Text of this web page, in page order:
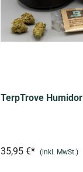
TerpTrove Humidor
35,95 €* (inkl. MwSt.)